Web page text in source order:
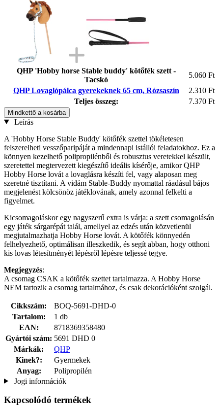
QHP 'Hobby horse Stable buddy' kötőfék szett -
Tacskó
5.060 Ft
QHP Lovaglópálca gyerekeknek 65 cm, Rózsaszín
2.310 Ft
Teljes összeg:
7.370 Ft
Mindkettő a kosárba
Leírás
A 'Hobby Horse Stable Buddy' kötőfék szettel tökéletesen
felszerelheti vesszőparipáját a mindennapi istállói feladatokhoz. Ez a
könnyen kezelhető polipropilénből és robusztus veretekkel készült,
szeretettel megtervezett kiegészítő ideális kísérője, amikor QHP
Hobby Horse lovát a lovaglásra készíti fel, vagy alaposan meg
szeretné tisztítani. A vidám Stable-Buddy nyomattal ráadásul bájos
megjelenést kölcsönöz játéklovának, amely azonnal felkelti a
figyelmet.
Kicsomagoláskor egy nagyszerű extra is várja: a szett csomagolásán
egy játék sárgarépát talál, amellyel az edzés után közvetlenül
megjutalmazhatja Hobby Horse lovát. A kötőfék könnyedén
felhelyezhető, optimálisan illeszkedik, és segít abban, hogy otthoni
kis lovas létesítményét lépésről lépésre teljessé tegye.
Megjegyzés:
A csomag CSAK a kötőfék szettet tartalmazza. A Hobby Horse
NEM tartozik a csomag tartalmához, és csak dekorációként szolgál.
Cikkszám:
BOQ-5691-DHD-0
Tartalom:
1 db
EAN:
8718369358480
Gyártói szám: 5691 DHD 0
Márkák:
QHP
Kinek?:
Gyermekek
Anyag:
Polipropilén
Jogi információk
Kapcsolódó termékek